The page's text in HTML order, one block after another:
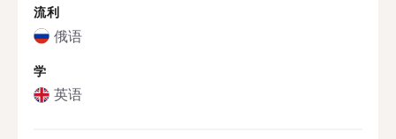
流利
俄语
学
英语